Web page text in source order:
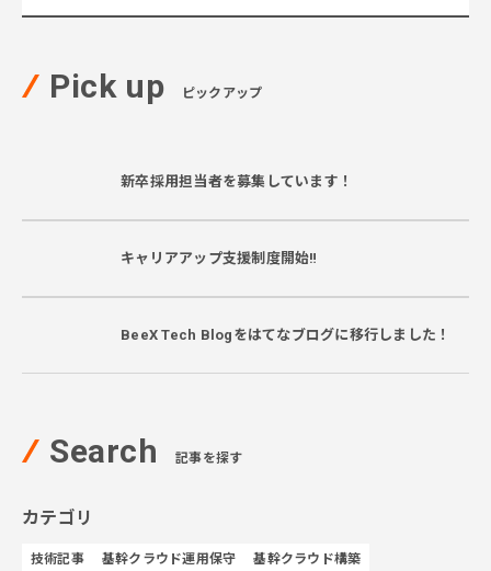
Pick up ピックアップ
新卒採用担当者を募集しています！
キャリアアップ支援制度開始‼
BeeX Tech Blogをはてなブログに移行しました！
Search 記事を探す
カテゴリ
技術記事 基幹クラウド運用保守
基幹クラウド構築